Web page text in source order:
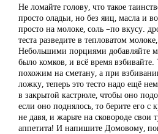
Не ломайте голову, что такое
просто оладьи, но без яиц, масла и
просто на молоке, соль –по вкусу.
теста разведите в тепловатом
Небольшими порциями добавляйте
было комков, и всё время взбивайте.
похожим на сметану, а при
ложку, теперь это тесто надо ещё
в закрытой кастрюле, чтобы оно
если оно поднялось, то берите его
не давя, и жарьте на сковороде свои
аппетита! И напишите Домовому,